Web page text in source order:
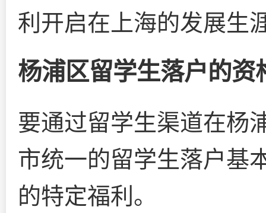
利开启在上海的发展生
杨浦区留学生落户的资
要通过留学生渠道在杨
市统一的留学生落户基
的特定福利。